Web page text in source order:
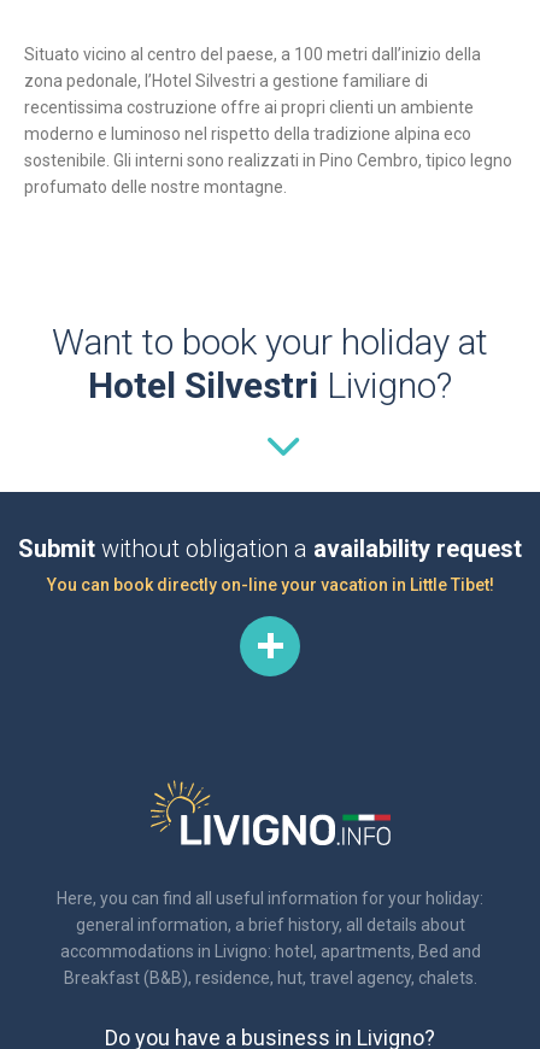
Situato vicino al centro del paese, a 100 metri dall’inizio della
zona pedonale, l’Hotel Silvestri a gestione familiare di
recentissima costruzione offre ai propri clienti un ambiente
moderno e luminoso nel rispetto della tradizione alpina eco
sostenibile. Gli interni sono realizzati in Pino Cembro, tipico legno
profumato delle nostre montagne.
Want to book your holiday at
Hotel Silvestri Livigno?
Submit without obligation a availability request
You can book directly on-line your vacation in Little Tibet!
Here, you can find all useful information for your holiday:
general information, a brief history, all details about
accommodations in Livigno: hotel, apartments, Bed and
Breakfast (B&B), residence, hut, travel agency, chalets.
Do you have a business in Livigno?